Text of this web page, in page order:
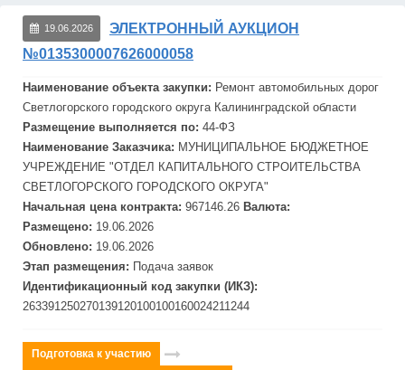
19.06.2026
ЭЛЕКТРОННЫЙ АУКЦИОН
№0135300007626000058
Наименование объекта закупки: Ремонт автомобильных дорог
Светлогорского городского округа Калининградской области
Размещение выполняется по: 44-ФЗ
Наименование Заказчика: МУНИЦИПАЛЬНОЕ БЮДЖЕТНОЕ
УЧРЕЖДЕНИЕ "ОТДЕЛ КАПИТАЛЬНОГО СТРОИТЕЛЬСТВА
СВЕТЛОГОРСКОГО ГОРОДСКОГО ОКРУГА"
Начальная цена контракта: 967146.26 Валюта:
Размещено: 19.06.2026
Обновлено: 19.06.2026
Этап размещения: Подача заявок
Идентификационный код закупки (ИКЗ):
263391250270139120100100160024211244
Подготовка к участию